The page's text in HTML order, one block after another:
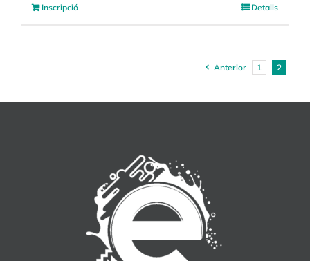
Inscripció Detalls
Anterior 1 2